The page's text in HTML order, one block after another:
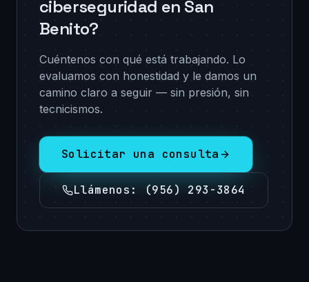
ciberseguridad en San
Benito?
Cuéntenos con qué está trabajando. Lo
evaluamos con honestidad y le damos un
camino claro a seguir — sin presión, sin
tecnicismos.
Solicitar una consulta
Llámenos : (956) 293-3864